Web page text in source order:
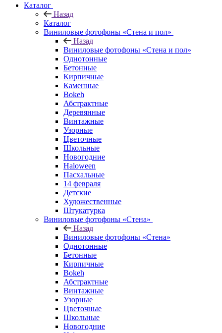
Каталог
Назад
Каталог
Виниловые фотофоны «Стена и пол»
Назад
Виниловые фотофоны «Стена и пол»
Однотонные
Бетонные
Кирпичные
Каменные
Bokeh
Абстрактные
Деревянные
Винтажные
Узорные
Цветочные
Школьные
Новогодние
Haloween
Пасхальные
14 февраля
Детские
Художественные
Штукатурка
Виниловые фотофоны «Стена»
Назад
Виниловые фотофоны «Стена»
Однотонные
Бетонные
Кирпичные
Bokeh
Абстрактные
Винтажные
Узорные
Цветочные
Школьные
Новогодние